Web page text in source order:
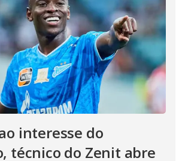
interesse do
técnico do Zenit abre